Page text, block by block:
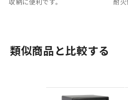
収納に便利です。
耐火
類似商品と比較する